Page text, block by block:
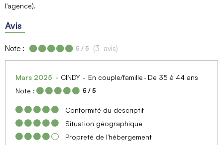
l'agence)
Avis
Note : 5 / 5 (3 avis)
Mars 2025 CINDY En couple/famille
De 35 à 44 ans
Note :
5 / 5
Conformité du descriptif
Situation géographique
Propreté de l'hébergement